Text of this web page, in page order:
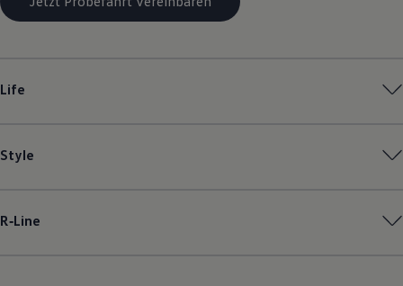
Volkswagen Kundenbetreuung
Life
Style
R‑Line